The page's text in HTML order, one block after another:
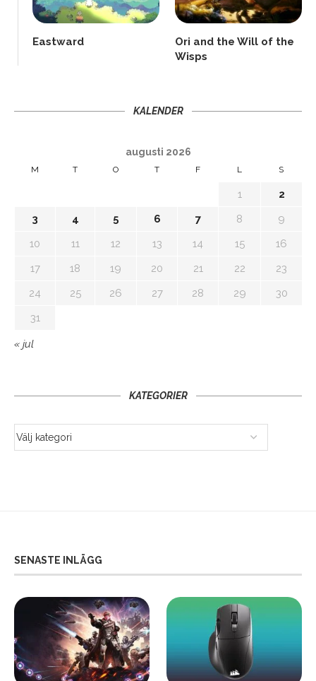
Eastward
Ori and the Will of the
Wisps
KALENDER
augusti 2026
M T O T F L S
1
2
3
4 5 6 7 8
9
10
11 12 13 14 15
16
17
18 19 20 21 22
23
24
25 26 27 28 29
30
31
« jul
KATEGORIER
SENASTE INLÄGG